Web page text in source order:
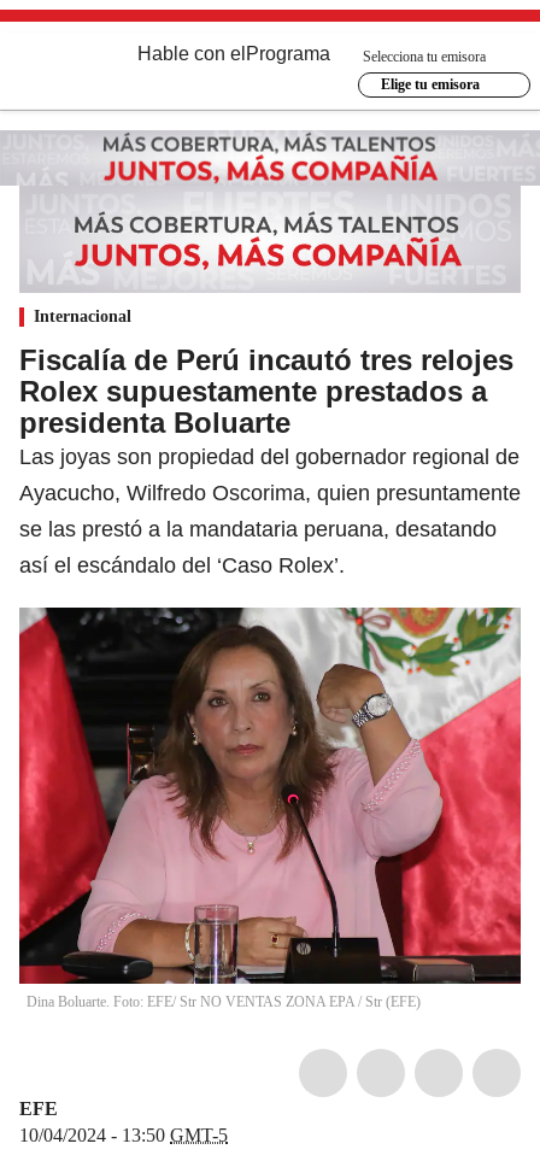
Hable con el Programa
Selecciona tu emisora
Elige tu emisora
Internacional
Fiscalía de Perú incautó tres relojes
Rolex supuestamente prestados a
presidenta Boluarte
Las joyas son propiedad del gobernador regional de
Ayacucho, Wilfredo Oscorima, quien presuntamente
se las prestó a la mandataria peruana, desatando
así el escándalo del ‘Caso Rolex’.
Dina Boluarte. Foto: EFE/ Str NO VENTAS ZONA EPA / Str (EFE)
EFE
10/04/2024 - 13:50 GMT-5